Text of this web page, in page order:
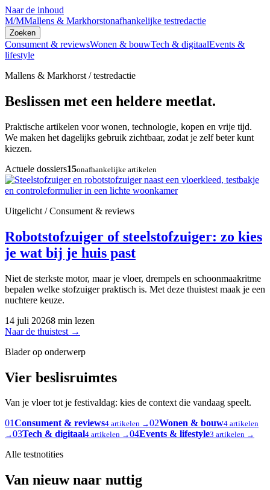
Naar de inhoud
M/MMallens & Markhorstonafhankelijke testredactie
Zoeken
Consument & reviewsWonen & bouwTech & digitaalEvents &
lifestyle
Mallens & Markhorst / testredactie
Beslissen met een heldere meetlat.
Praktische artikelen voor wonen, technologie, kopen en vrije tijd.
We maken het dagelijks gebruik zichtbaar, zodat je zelf beter kunt
kiezen.
Actuele dossiers15onafhankelijke artikelen
Uitgelicht / Consument & reviews
Robotstofzuiger of steelstofzuiger: zo kies
je wat bij je huis past
Niet de sterkste motor, maar je vloer, drempels en schoonmaakritme
bepalen welke stofzuiger praktisch is. Met deze thuistest maak je een
nuchtere keuze.
14 juli 20268 min lezen
Naar de thuistest →
Blader op onderwerp
Vier beslisruimtes
Van je vloer tot je festivaldag: kies de context die vandaag speelt.
01Consument & reviews4 artikelen →02Wonen & bouw4 artikelen
→03Tech & digitaal4 artikelen →04Events & lifestyle3 artikelen →
Alle testnotities
Van nieuw naar nuttig